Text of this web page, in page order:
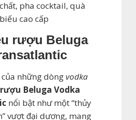
chất, pha cocktail, quà
biếu cao cấp
rượu Beluga
những dòngvodka
rượu Beluga Vodka
nổi bật như một “thủy
vượt đại dương, mang